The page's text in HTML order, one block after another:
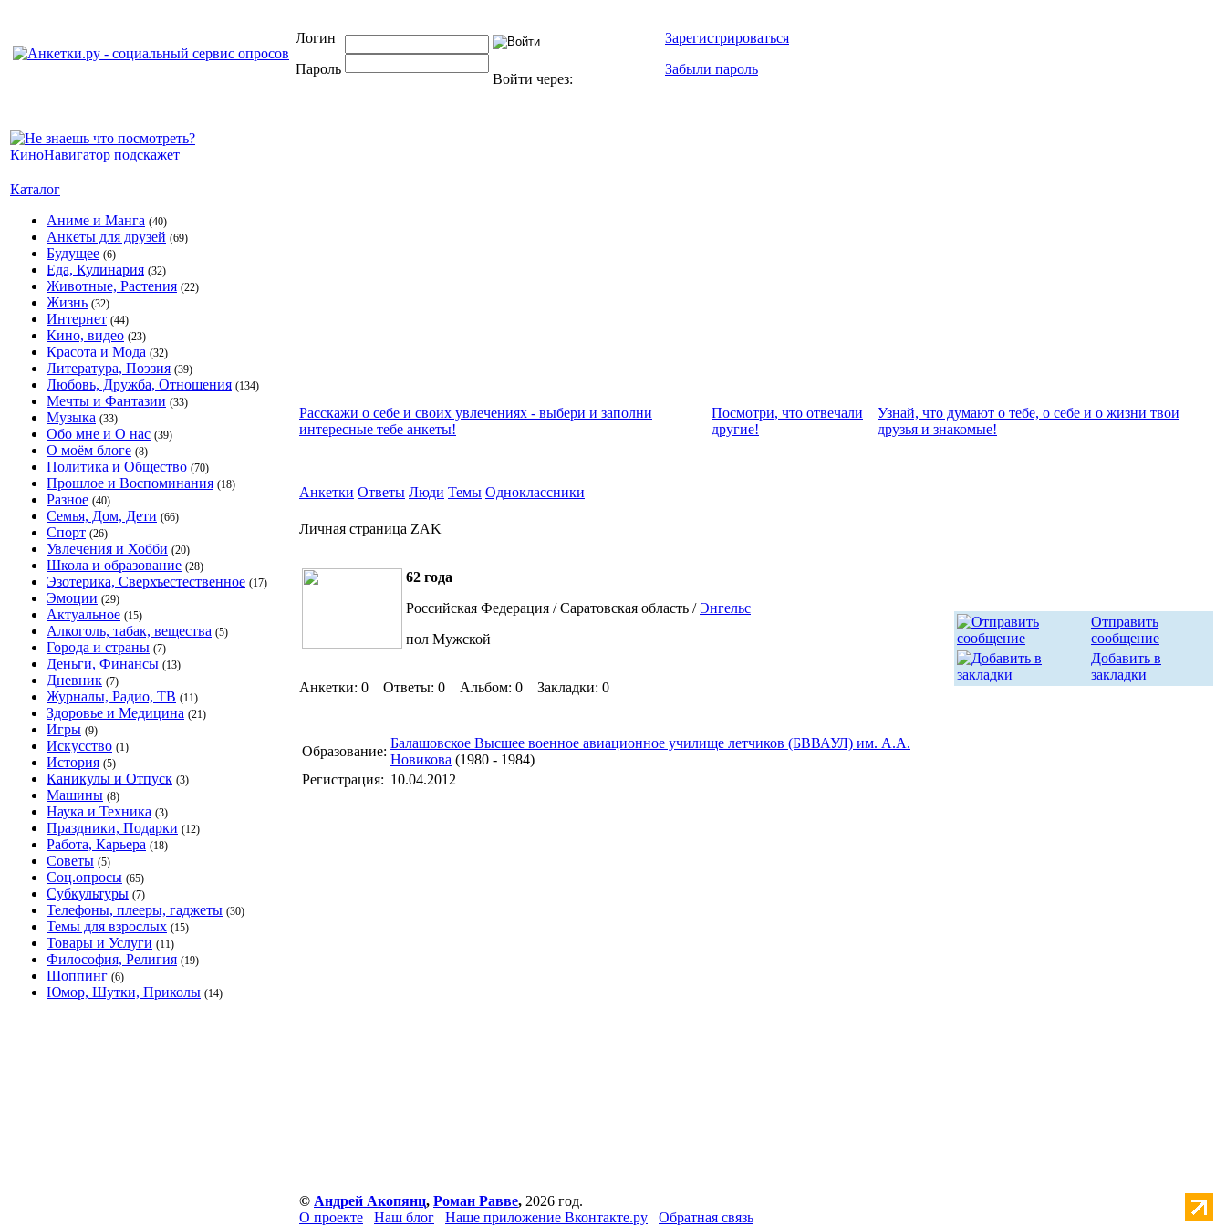
Логин
Пароль
Войти через:
Зарегистрироваться
Забыли пароль
Каталог
Аниме и Манга (40)
Анкеты для друзей (69)
Будущее (6)
Еда, Кулинария (32)
Животные, Растения (22)
Жизнь (32)
Интернет (44)
Кино, видео (23)
Красота и Мода (32)
Литература, Поэзия (39)
Любовь, Дружба, Отношения (134)
Мечты и Фантазии (33)
Музыка (33)
Обо мне и О нас (39)
О моём блоге (8)
Политика и Общество (70)
Прошлое и Воспоминания (18)
Разное (40)
Семья, Дом, Дети (66)
Спорт (26)
Увлечения и Хобби (20)
Школа и образование (28)
Эзотерика, Сверхъестественное (17)
Эмоции (29)
Актуальное (15)
Алкоголь, табак, вещества (5)
Города и страны (7)
Деньги, Финансы (13)
Дневник (7)
Журналы, Радио, ТВ (11)
Здоровье и Медицина (21)
Игры (9)
Искусство (1)
История (5)
Каникулы и Отпуск (3)
Машины (8)
Наука и Техника (3)
Праздники, Подарки (12)
Работа, Карьера (18)
Советы (5)
Соц.опросы (65)
Субкультуры (7)
Телефоны, плееры, гаджеты (30)
Темы для взрослых (15)
Товары и Услуги (11)
Философия, Религия (19)
Шоппинг (6)
Юмор, Шутки, Приколы (14)
Расскажи о себе и своих увлечениях - выбери и заполни
интересные тебе анкеты!
Посмотри, что отвeчали
другие!
Узнай, что думают о тебе, о себе и о жизни твои
друзья и знакомые!
Анкетки Ответы Люди Темы Одноклассники
Личная страница ZAK
62 года
Российская Федерация / Саратовская область /Энгельс
пол Мужской
Анкетки: 0 Ответы: 0 Альбом: 0 Закладки: 0
Образование:
Балашовское Высшее военное авиационное училище летчиков (БВВАУЛ) им. А.А.
Новикова (1980 - 1984)
Регистрация: 10.04.2012
Отправить
сообщение
Добавить в
закладки
© Андрей Акопянц, Роман Равве, 2026 год.
О проекте
Наш блог Наше приложение Вконтакте.ру Обратная связь